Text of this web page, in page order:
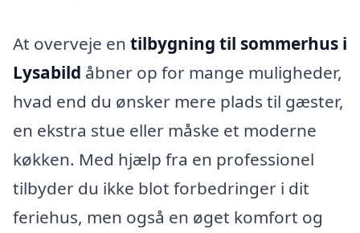
At overveje en tilbygning til sommerhus i
Lysabild åbner op for mange muligheder,
hvad end du ønsker mere plads til gæster,
en ekstra stue eller måske et moderne
køkken. Med hjælp fra en professionel
tilbyder du ikke blot forbedringer i dit
feriehus, men også en øget komfort og